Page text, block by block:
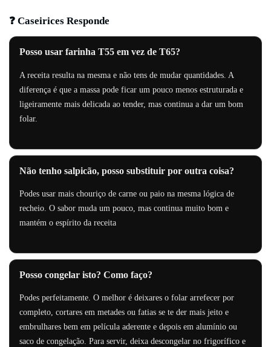
❓ Caseirices Responde
Posso usar farinha T55 em vez de T65?
A receita resulta na mesma e não tens de mudar quantidades. A
diferença é que a massa pode ficar um pouco menos estruturada e
ligeiramente mais delicada ao tender, mas continua a dar um bom
folar.
Não tenho salpicão, posso substituir por outra coisa?
Podes usar mais chouriço de carne ou paio na mesma lógica de
recheio. O sabor muda um pouco, mas continua muito bom e
mantém o espírito da receita
Posso congelar isto? Como faço?
Podes perfeitamente. O melhor é deixares o folar arrefecer por
completo, cortares em metades ou fatias se te der mais jeito e
embrulhares bem em película aderente e depois em alumínio ou
saco de congelação. Para servir, deixa descongelar no frigorífico e